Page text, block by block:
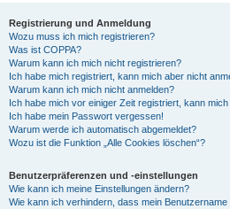
Registrierung und Anmeldung
Wozu muss ich mich registrieren?
Was ist COPPA?
Warum kann ich mich nicht registrieren?
Ich habe mich registriert, kann mich aber nicht
Warum kann ich mich nicht anmelden?
Ich habe mich vor einiger Zeit registriert, kann
Ich habe mein Passwort vergessen!
Warum werde ich automatisch abgemeldet?
Wozu ist die Funktion „Alle Cookies löschen“?
Benutzerpräferenzen und -einstellungen
Wie kann ich meine Einstellungen ändern?
Wie kann ich verhindern, dass mein